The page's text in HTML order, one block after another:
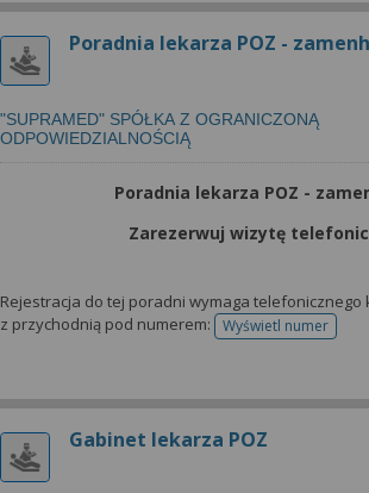
Poradnia lekarza POZ -
"SUPRAMED" SPÓŁKA Z OGRANICZONĄ
ODPOWIEDZIALNOŚCIĄ
Poradnia lekarza POZ -
Zarezerwuj wizytę
Rejestracja do tej poradni wymaga telefonicznego
z przychodnią pod numerem:
Wyświetl numer
telefonu do
Gabinet lekarza POZ